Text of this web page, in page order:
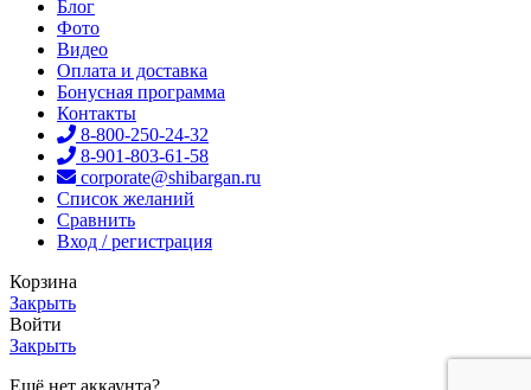
Блог
Фото
Видео
Оплата и доставка
Бонусная программа
Контакты
8-800-250-24-32
8-901-803-61-58
corporate@shibargan.ru
Список желаний
Сравнить
Вход / регистрация
Корзина
Закрыть
Войти
Закрыть
Ещё нет аккаунта?